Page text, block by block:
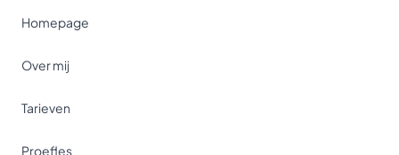
Homepage
Over mij
Tarieven
Proefles